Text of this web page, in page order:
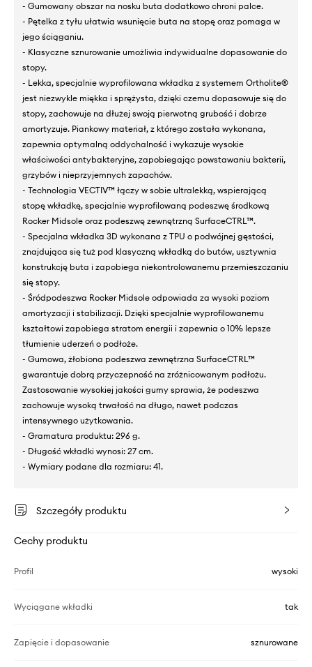
- Gumowany obszar na nosku buta dodatkowo chroni palce.
- Pętelka z tyłu ułatwia wsunięcie buta na stopę oraz pomaga w
jego ściąganiu.
- Klasyczne sznurowanie umożliwia indywidualne dopasowanie do
stopy.
- Lekka, specjalnie wyprofilowana wkładka z systemem Ortholite®
jest niezwykle miękka i sprężysta, dzięki czemu dopasowuje się do
stopy, zachowuje na dłużej swoją pierwotną grubość i dobrze
amortyzuje. Piankowy materiał, z którego została wykonana,
zapewnia optymalną oddychalność i wykazuje wysokie
właściwości antybakteryjne, zapobiegając powstawaniu bakterii,
grzybów i nieprzyjemnych zapachów.
- Technologia VECTIV™ łączy w sobie ultralekką, wspierającą
stopę wkładkę, specjalnie wyprofilowaną podeszwę środkową
Rocker Midsole oraz podeszwę zewnętrzną SurfaceCTRL™.
- Specjalna wkładka 3D wykonana z TPU o podwójnej gęstości,
znajdująca się tuż pod klasyczną wkładką do butów, usztywnia
konstrukcję buta i zapobiega niekontrolowanemu przemieszczaniu
się stopy.
- Śródpodeszwa Rocker Midsole odpowiada za wysoki poziom
amortyzacji i stabilizacji. Dzięki specjalnie wyprofilowanemu
kształtowi zapobiega stratom energii i zapewnia o 10% lepsze
tłumienie uderzeń o podłoże.
- Gumowa, żłobiona podeszwa zewnętrzna SurfaceCTRL™
gwarantuje dobrą przyczepność na zróżnicowanym podłożu.
Zastosowanie wysokiej jakości gumy sprawia, że podeszwa
zachowuje wysoką trwałość na długo, nawet podczas
intensywnego użytkowania.
- Gramatura produktu: 296 g.
- Długość wkładki wynosi: 27 cm.
- Wymiary podane dla rozmiaru: 41.
Szczegóły produktu
Cechy produktu
Profil wysoki
Wyciągane wkładki tak
Zapięcie i dopasowanie sznurowane